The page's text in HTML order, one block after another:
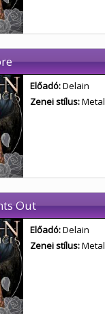
Előadó:Delain
Zenei stílus:Metal
Out
Előadó:Delain
Zenei stílus:Metal